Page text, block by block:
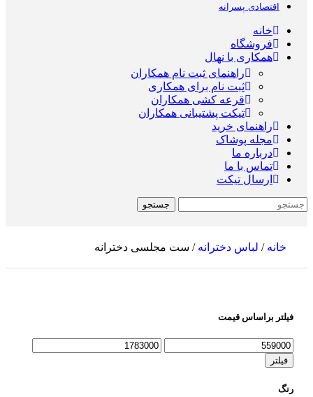
اقتصادی پسرانه
خانه
فروشگاه
همکاری با نهال
راهنمای ثبت نام همکاران
ثبت نام برای همکاری
قرعه کشی همکاران
تیکت پشتیبانی همکاران
راهنمای خرید
مجله پوشاک
درباره ما
تماس با ما
ارسال تیکت
جستجو
خانه/ لباس دخترانه / ست مجلسی دخترانه
فیلتر براساس قیمت
فیلتر
رنگ